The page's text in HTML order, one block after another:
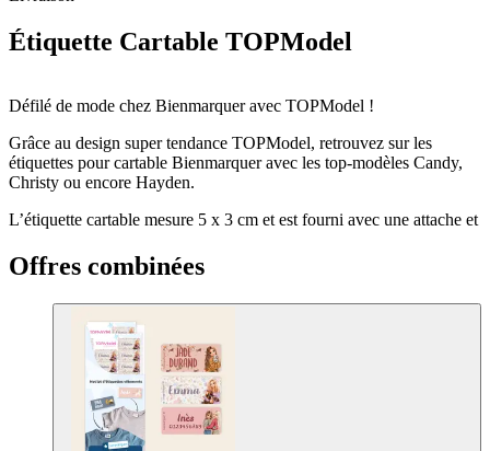
Étiquette Cartable TOPModel
Défilé de mode chez Bienmarquer avec TOPModel !
Grâce au design super tendance TOPModel, retrouvez sur les
étiquettes pour cartable Bienmarquer avec les top-modèles Candy,
Christy ou encore Hayden.
L’étiquette cartable mesure 5 x 3 cm et est fourni avec une attache et
valise …
reconnaitra facilement ses affaires. Soyez sûr comme cela que rien
Votre enfant fait partie d’un club où tout le monde a le même sac ?
Vous cherchez un élément discret, design et personnalisé à ajouter
au sac de votre enfant ? Vous partez en vacances en train ou en
Offres combinées